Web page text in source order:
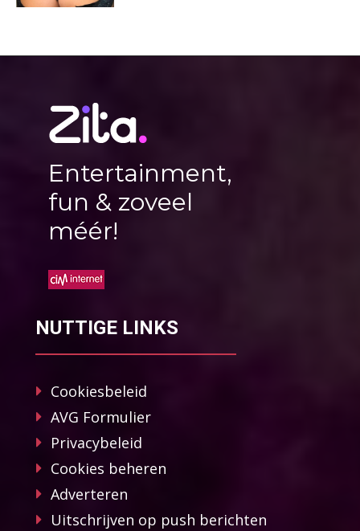
Entertainment,
fun & zoveel
méér!
NUTTIGE LINKS
Cookiesbeleid
AVG Formulier
Privacybeleid
Cookies beheren
Adverteren
Uitschrijven op push berichten